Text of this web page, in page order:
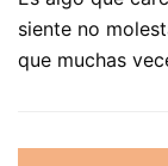
siente no
que muchas